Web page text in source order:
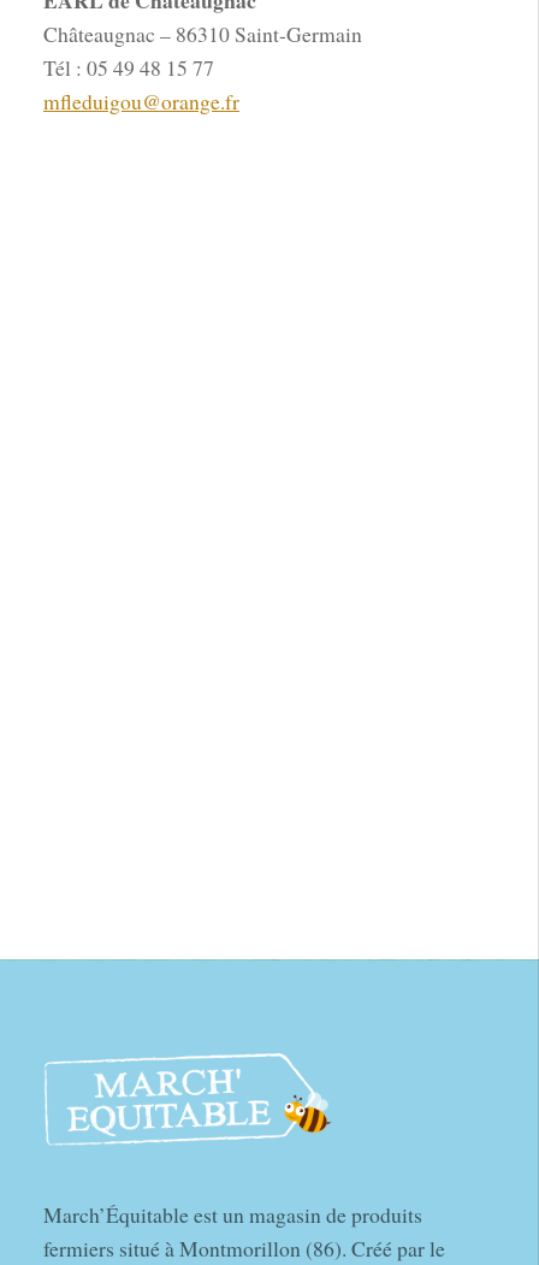
Châteaugnac – 86310 Saint-Germain
Tél : 05 49 48 15 77
mfleduigou@orange.fr
March’Équitable est un magasin de produits
fermiers situé à Montmorillon (86). Créé par le